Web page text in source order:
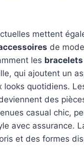
mettent
de
les bracelets
qui ajoutent un
looks quotidiens.
des
casual chic,
avec assurance.
et des formes